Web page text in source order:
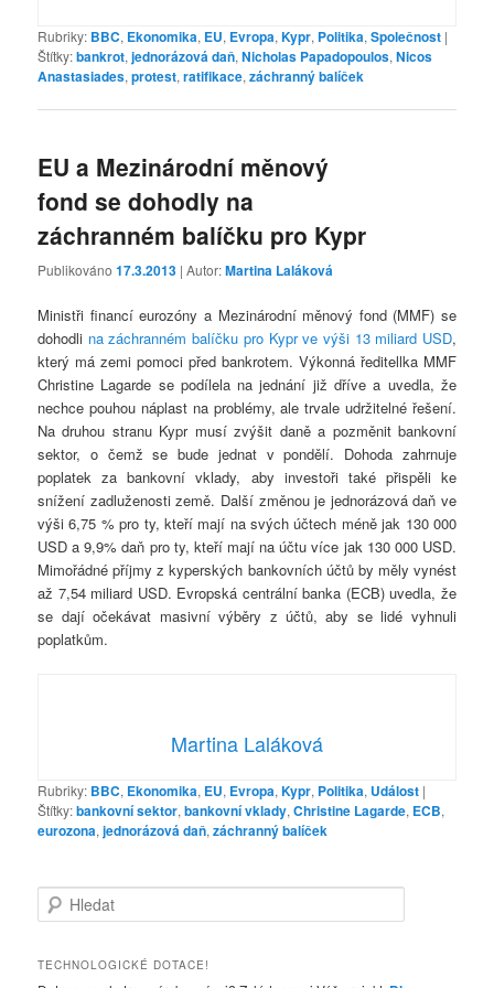
Rubriky: BBC, Ekonomika, EU, Evropa,Kypr, Politika,Společnost |
Štítky:bankrot,jednorázová daň,Nicholas Papadopoulos,Nicos
Anastasiades,protest,ratifikace,záchranný balíček
EU a Mezinárodní měnový
fond se dohodly na
záchranném balíčku pro Kypr
Publikováno17.3.2013 | Autor:Martina Laláková
Ministři financí eurozóny a Mezinárodní měnový fond (MMF) se
dohodli na záchranném balíčku pro Kypr ve výši 13 miliard USD,
který má zemi pomoci před bankrotem. Výkonná ředitellka MMF
Christine Lagarde se podílela na jednání již dříve a uvedla, že
nechce pouhou náplast na problémy, ale trvale udržitelné řešení.
Na druhou stranu Kypr musí zvýšit daně a pozměnit bankovní
sektor, o čemž se bude jednat v pondělí. Dohoda zahrnuje
poplatek za bankovní vklady, aby investoři také přispěli ke
snížení zadluženosti země. Další změnou je jednorázová daň ve
výši 6,75 % pro ty, kteří mají na svých účtech méně jak 130 000
USD a 9,9% daň pro ty, kteří mají na účtu více jak 130 000 USD.
Mimořádné příjmy z kyperských bankovních účtů by měly vynést
až 7,54 miliard USD. Evropská centrální banka (ECB) uvedla, že
se dají očekávat masivní výběry z účtů, aby se lidé vyhnuli
poplatkům.
Martina Laláková
Rubriky: BBC, Ekonomika, EU, Evropa,Kypr, Politika, Událost |
Štítky:bankovní sektor,bankovní vklady,Christine Lagarde, ECB,
eurozona,jednorázová daň,záchranný balíček
l
d
TECHNOLOGICKÉ DOTACE!